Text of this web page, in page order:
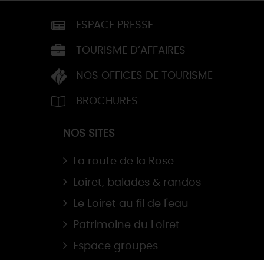
ESPACE PRESSE
TOURISME D’AFFAIRES
NOS OFFICES DE TOURISME
BROCHURES
NOS SITES
La route de la Rose
Loiret, balades & randos
Le Loiret au fil de l'eau
Patrimoine du Loiret
Espace groupes